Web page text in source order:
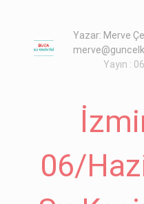
Yazar: Merve
Yayın :
06/